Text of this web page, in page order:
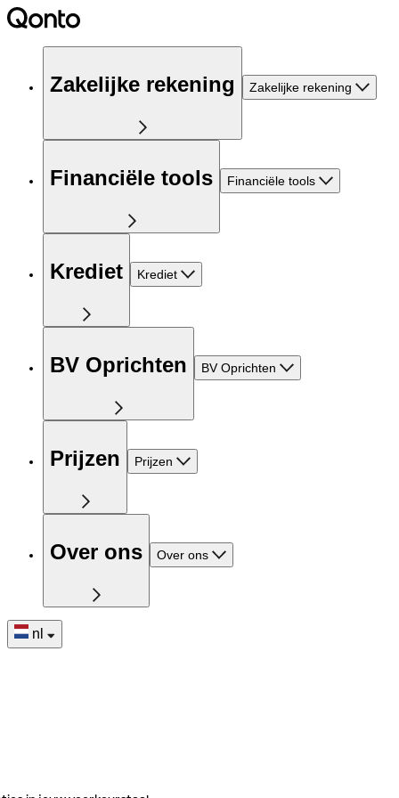
Zakelijke rekening Zakelijke rekening
Financiële tools Financiële tools
Krediet Krediet
BV Oprichten BV Oprichten
Prijzen Prijzen
Over ons Over ons
nl